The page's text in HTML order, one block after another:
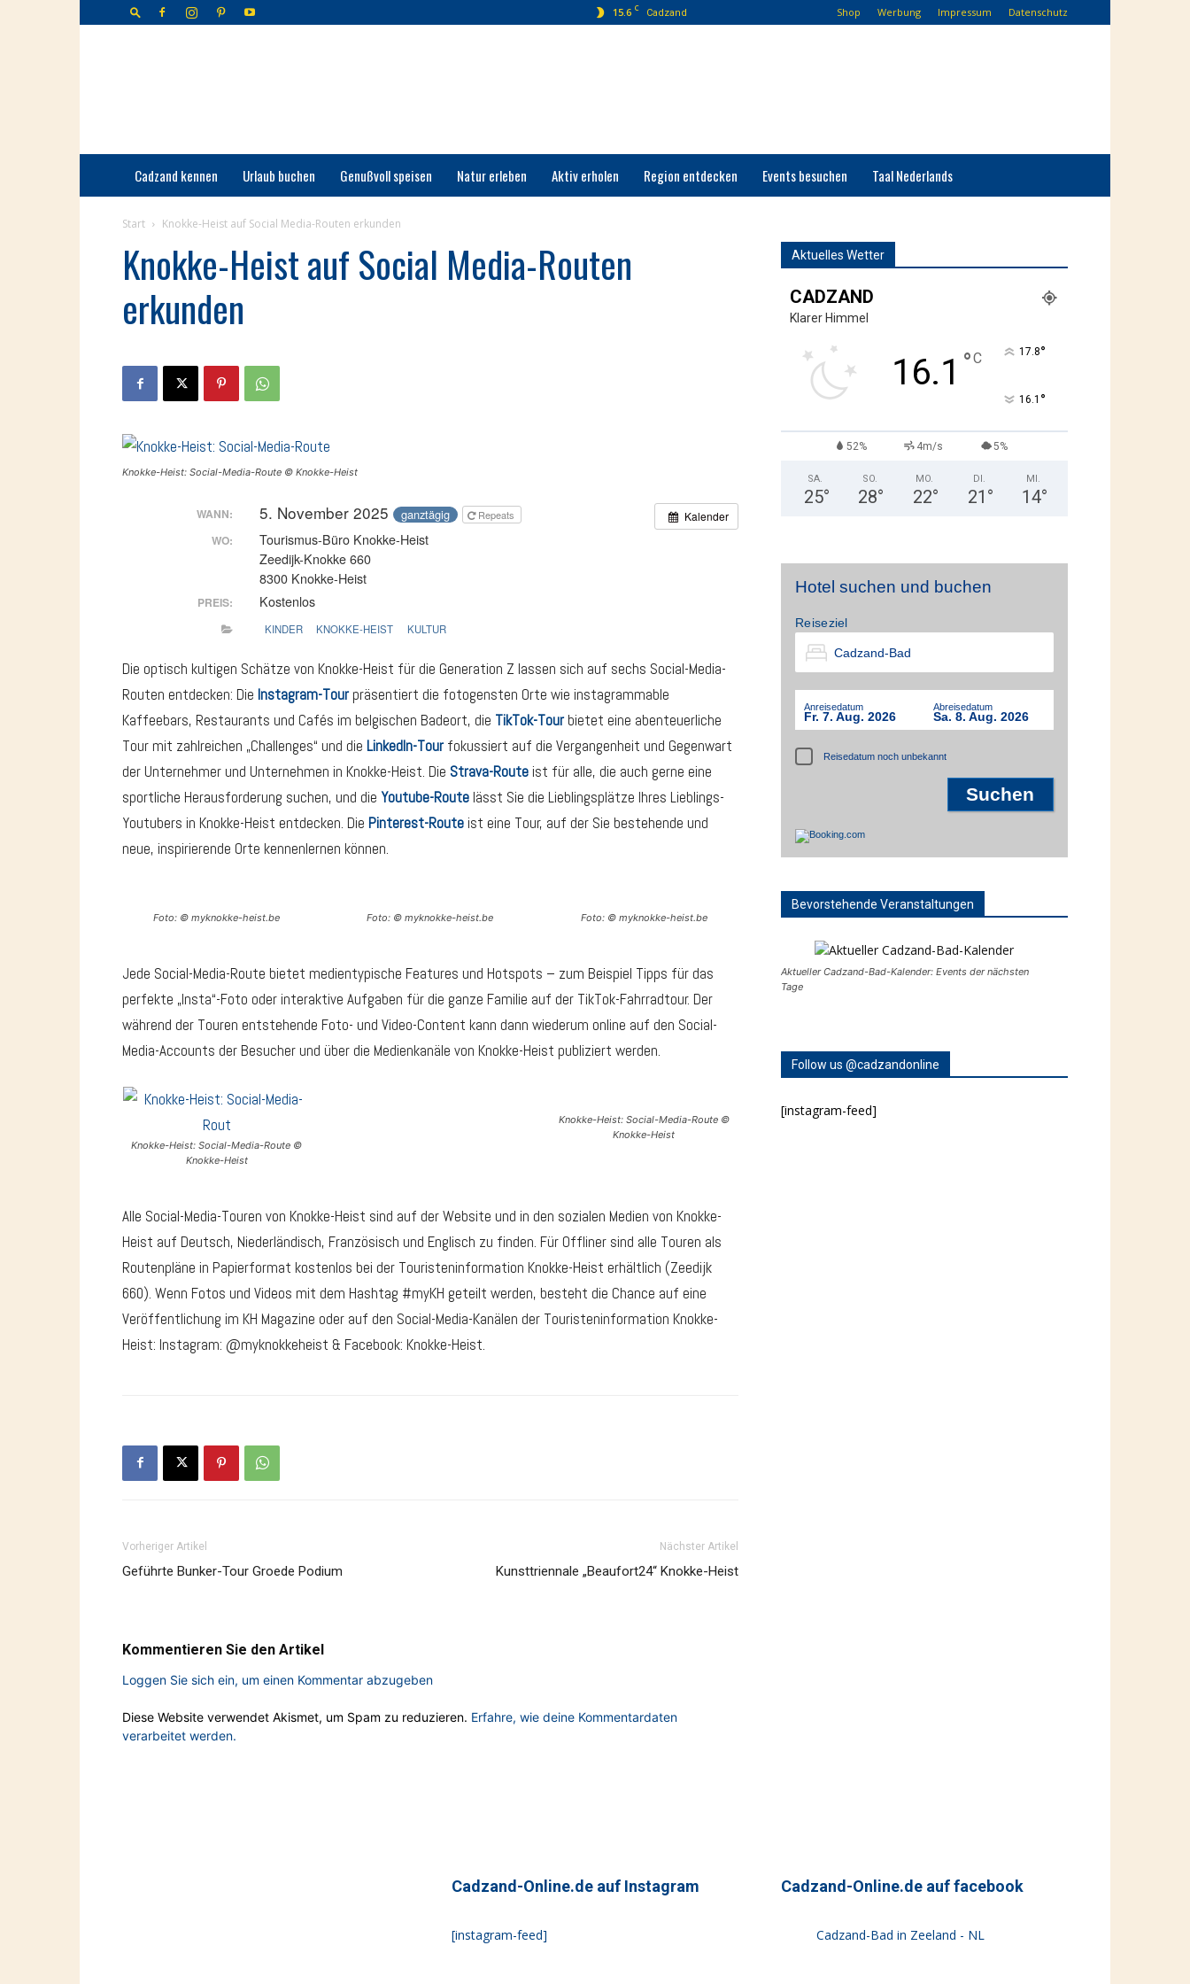
15.6 C Cadzand Shop Werbung Impressum Datenschutz
Cadzand kennen Urlaub buchen Genußvoll speisen Natur erleben Aktiv erholen Region entdecken Events besuchen Taal Nederlands
Start Knokke-Heist auf Social Media-Routen erkunden
Knokke-Heist auf Social Media-Routen
erkunden
Knokke-Heist: Social-Media-Route © Knokke-Heist
Kalender
WANN: 5. November 2025 ganztägig Repeats
WO:
Tourismus-Büro Knokke-Heist
Zeedijk-Knokke 660
8300 Knokke-Heist
PREIS: Kostenlos
KINDER KNOKKE-HEIST KULTUR
Die optisch kultigen Schätze von Knokke-Heist für die Generation Z lassen sich auf sechs Social-Media-
Routen entdecken: Die Instagram-Tourpräsentiert die fotogensten Orte wie instagrammable
Kaffeebars, Restaurants und Cafés im belgischen Badeort, die TikTok-Tourbietet eine abenteuerliche
Tour mit zahlreichen „Challenges“ und die LinkedIn-Tourfokussiert auf die Vergangenheit und Gegenwart
der Unternehmer und Unternehmen in Knokke-Heist. Die Strava-Route ist für alle, die auch gerne eine
sportliche Herausforderung suchen, und die Youtube-Route lässt Sie die Lieblingsplätze Ihres Lieblings-
Youtubers in Knokke-Heist entdecken. Die Pinterest-Route ist eine Tour, auf der Sie bestehende und
neue, inspirierende Orte kennenlernen können.
Foto: © myknokke-heist.be Foto: © myknokke-heist.be Foto: © myknokke-heist.be
Jede Social-Media-Route bietet medientypische Features und Hotspots – zum Beispiel Tipps für das
perfekte „Insta“-Foto oder interaktive Aufgaben für die ganze Familie auf der TikTok-Fahrradtour. Der
während der Touren entstehende Foto- und Video-Content kann dann wiederum online auf den Social-
Media-Accounts der Besucher und über die Medienkanäle von Knokke-Heist publiziert werden.
Knokke-Heist: Social-Media-Route ©
Knokke-Heist
Knokke-Heist: Social-Media-Route ©
Knokke-Heist
Alle Social-Media-Touren von Knokke-Heist sind auf der Website und in den sozialen Medien von Knokke-
Heist auf Deutsch, Niederländisch, Französisch und Englisch zu finden. Für Offliner sind alle Touren als
Routenpläne in Papierformat kostenlos bei der Touristeninformation Knokke-Heist erhältlich (Zeedijk
660). Wenn Fotos und Videos mit dem Hashtag #myKH geteilt werden, besteht die Chance auf eine
Veröffentlichung im KH Magazine oder auf den Social-Media-Kanälen der Touristeninformation Knokke-
Heist: Instagram: @myknokkeheist & Facebook: Knokke-Heist.
Vorheriger Artikel
Geführte Bunker-Tour Groede Podium
Nächster Artikel
Kunsttriennale „Beaufort24“ Knokke-Heist
Kommentieren Sie den Artikel
Loggen Sie sich ein, um einen Kommentar abzugeben
Diese Website verwendet Akismet, um Spam zu reduzieren. Erfahre, wie deine Kommentardaten
verarbeitet werden.
Aktuelles Wetter
CADZAND
Klarer Himmel
16.1 °C 17.8°
16.1 °
52% 4m/s 5%
SA.
25°
SO.
28°
MO.
22°
DI.
21 °
MI.
14°
Hotel suchen und buchen
Reiseziel
Anreisedatum
Fr. 7. Aug. 2026
Abreisedatum
Sa. 8. Aug. 2026
Reisedatum noch unbekannt
Bevorstehende Veranstaltungen
Aktueller Cadzand-Bad-Kalender: Events der nächsten
Tage
Follow us @cadzandonline
[instagram-feed]
Cadzand-Online.de auf Instagram
[instagram-feed]
Cadzand-Online.de auf facebook
Cadzand-Bad in Zeeland - NL